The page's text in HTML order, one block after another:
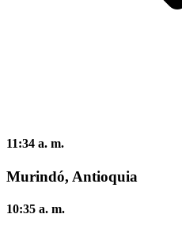
11:34 a. m.
Murindó, Antioquia
10:35 a. m.